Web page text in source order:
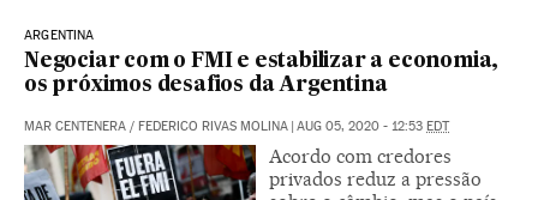
ARGENTINA
Negociar com o FMI e estabilizar a economia,
os próximos desafios da Argentina
MAR CENTENERA / FEDERICO RIVAS MOLINA | AUG 05, 2020 - 12:53 EDT
Acordo com credores
privados reduz a pressão